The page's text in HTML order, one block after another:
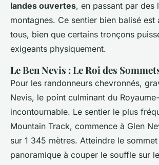
landes ouvertes, en passant par des
montagnes. Ce sentier bien balisé est
tous, bien que certains tronçons
exigeants physiquement.
Le Ben Nevis : Le Roi des
Pour les randonneurs chevronnés,
Nevis, le point culminant du
incontournable. Le sentier le plus
Mountain Track, commence à Glen
sur 1 345 mètres. Atteindre le
panoramique à couper le souffle sur